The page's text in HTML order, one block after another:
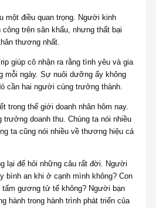
một điều quan trọng. Người kinh
trên sân khấu, nhưng thất bại
thương nhất.
giúp cô nhận ra rằng tình yêu và gia
mỗi ngày. Sự nuôi dưỡng ấy không
cần hai người cùng trưởng thành.
trong thế giới doanh nhân hôm nay.
trưởng doanh thu. Chúng ta nói nhiều
ta cũng nói nhiều về thương hiệu cá
lại để hỏi những câu rất đời. Người
bình an khi ở cạnh mình không? Con
gương tử tế không? Người bạn
hành trong hành trình phát triển của